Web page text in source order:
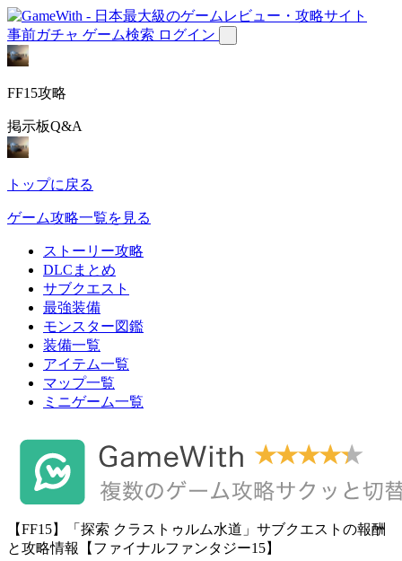
事前ガチャ ゲーム検索 ログイン
FF15攻略
掲示板Q&A
トップに戻る
ゲーム攻略一覧を見る
ストーリー攻略
DLCまとめ
サブクエスト
最強装備
モンスター図鑑
装備一覧
アイテム一覧
マップ一覧
ミニゲーム一覧
【FF15】「探索 クラストゥルム水道」サブクエストの報酬
と攻略情報【ファイナルファンタジー15】